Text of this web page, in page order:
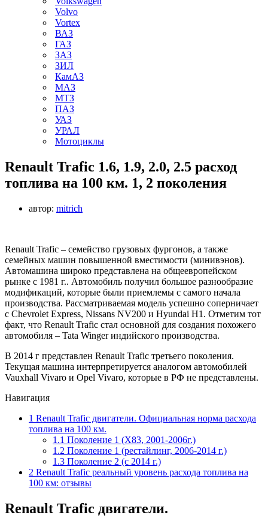
Volvo
Vortex
ВАЗ
ГАЗ
ЗАЗ
ЗИЛ
КамАЗ
МАЗ
МТЗ
ПАЗ
УАЗ
УРАЛ
Мотоциклы
Renault Trafic 1.6, 1.9, 2.0, 2.5 расход
топлива на 100 км. 1, 2 поколения
автор: mitrich
Renault Trafic – семейство грузовых фургонов, а также
семейных машин повышенной вместимости (минивэнов).
Автомашина широко представлена на общеевропейском
рынке с 1981 г.. Автомобиль получил большое разнообразие
модификаций, которые были приемлемы с самого начала
производства. Рассматриваемая модель успешно соперничает
с Chevrolet Express, Nissans NV200 и Hyundai H1. Отметим тот
факт, что Renault Trafic стал основной для создания похожего
автомобиля – Tata Winger индийского производства.
В 2014 г представлен Renault Trafic третьего поколения.
Текущая машина интерпретируется аналогом автомобилей
Vauxhall Vivaro и Opel Vivaro, которые в РФ не представлены.
Навигация
1 Renault Trafic двигатели. Официальная норма расхода
топлива на 100 км.
1.1 Поколение 1 (X83, 2001-2006г.)
1.2 Поколение 1 (рестайлинг, 2006-2014 г.)
1.3 Поколение 2 (с 2014 г.)
2 Renault Trafic реальный уровень расхода топлива на
100 км: отзывы
Renault Trafic двигатели.